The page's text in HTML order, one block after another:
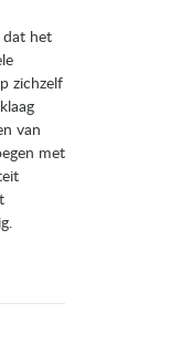
dat het
zichzelf
van
met